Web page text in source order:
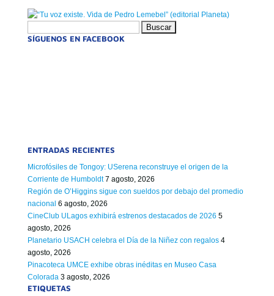
SÍGUENOS EN FACEBOOK
ENTRADAS RECIENTES
Microfósiles de Tongoy: USerena reconstruye el origen de la
Corriente de Humboldt 7 agosto, 2026
Región de O’Higgins sigue con sueldos por debajo del promedio
nacional 6 agosto, 2026
CineClub ULagos exhibirá estrenos destacados de 2026 5
agosto, 2026
Planetario USACH celebra el Día de la Niñez con regalos 4
agosto, 2026
Pinacoteca UMCE exhibe obras inéditas en Museo Casa
Colorada 3 agosto, 2026
ETIQUETAS